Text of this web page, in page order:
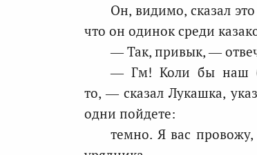
Он, видимо, сказал
что он одинок среди
— Так, привык, —
— Гм! Коли бы наш
то, — сказал Лукашка,
одни пойдете:
темно. Я вас